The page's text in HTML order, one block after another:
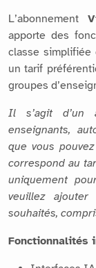
L’abonnement
apporte des
classe simplifiée
un tarif
groupes
Il s’agit d’un
enseignants,
que vous
correspond au
uniquement
veuillez
souhaités,
Fonctionnalités